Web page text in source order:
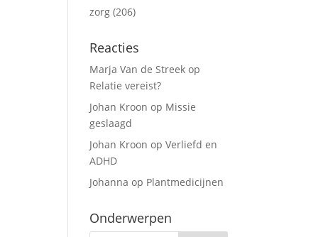
zorg (206)
Reacties
Marja Van de Streek op
Relatie vereist?
Johan Kroon op Missie
geslaagd
Johan Kroon opVerliefd en
ADHD
Johanna op Plantmedicijnen
Onderwerpen